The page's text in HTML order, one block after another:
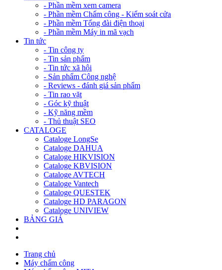
- Phần mềm xem camera
- Phần mềm Chấm công - Kiểm soát cửa
- Phần mềm Tổng đài điện thoại
- Phần mềm Máy in mã vạch
Tin tức
- Tin công ty
- Tin sản phẩm
- Tin tức xã hội
- Sản phẩm Công nghệ
- Reviews - đánh giá sản phẩm
- Tin rao vặt
- Góc kỹ thuật
- Kỹ năng mềm
- Thủ thuật SEO
CATALOGE
Cataloge LongSe
Cataloge DAHUA
Cataloge HIKVISION
Cataloge KBVISION
Cataloge AVTECH
Cataloge Vantech
Cataloge QUESTEK
Cataloge HD PARAGON
Cataloge UNIVIEW
BẢNG GIÁ
Trang chủ
Máy chấm công